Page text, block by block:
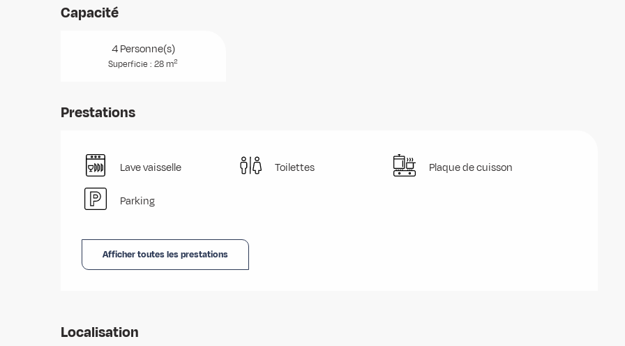
Capacité
4 Personne(s)
Superficie : 28 m2
Prestations
Lave vaisselle Toilettes Plaque de cuisson
Parking
Afficher toutes les prestations
Localisation